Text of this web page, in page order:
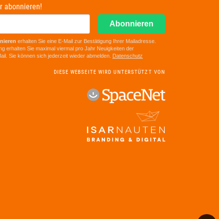
abonnieren!
Abonnieren
erhalten Sie eine E-Mail zur Bestätigung Ihrer Mailadresse.
erhalten Sie maximal viermal pro Jahr Neuigkeiten der
Sie können sich jederzeit wieder abmelden. Datenschutz
DIESE WEBSEITE WIRD UNTERSTÜTZT VON